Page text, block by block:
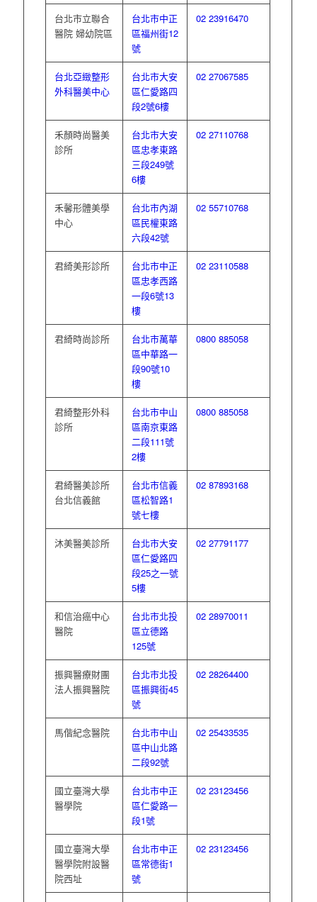
台北市立聯合
醫院 婦幼院區
台北市中正
區福州街12
號
02 23916470
台北亞緻整形
外科醫美中心
台北市大安
區仁愛路四
段2號6樓
02 27067585
禾顏時尚醫美
診所
台北市大安
區忠孝東路
三段249號
6樓
02 27110768
禾馨形體美學
中心
台北市內湖
區民權東路
六段42號
02 55710768
君綺美形診所
台北市中正
區忠孝西路
一段6號13
樓
02 23110588
君綺時尚診所
台北市萬華
區中華路一
段90號10
樓
0800 885058
君綺整形外科
診所
台北市中山
區南京東路
二段111號
2樓
0800 885058
君綺醫美診所
台北信義館
台北市信義
區松智路1
號七樓
02 87893168
沐美醫美診所
台北市大安
區仁愛路四
段25之一號
5樓
02 27791177
和信治癌中心
醫院
台北市北投
區立德路
125號
02 28970011
振興醫療財團
法人振興醫院
台北市北投
區振興街45
號
02 28264400
馬偕紀念醫院
台北市中山
區中山北路
二段92號
02 25433535
國立臺灣大學
醫學院
台北市中正
區仁愛路一
段1號
02 23123456
國立臺灣大學
醫學院附設醫
院西址
台北市中正
區常德街1
號
02 23123456